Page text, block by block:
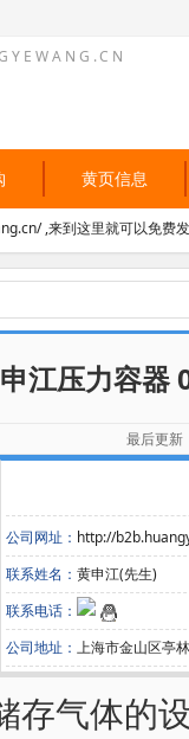
黄页信息
,来到这里就可以免费
申江压力容器
最后更
公司网址： http://
联系姓名： 黄申江(先生)
联系电话：
公司地址： 上海市金山区亭
存气体的